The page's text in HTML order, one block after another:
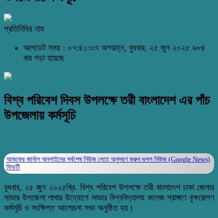
প্রতিনিধির নাম
আপডেট সময় : ০৭:৪১:৩৭ অপরাহ্ন, বুধবার, ২৫ জুন ২০২৫ ৯৮৪
বার পড়া হয়েছে
বিশ্ব পরিবেশ দিবস উপলক্ষে তরী বাংলাদেশ এর পাঁচ
উপজেলায় কর্মসূচি
আজকের জার্নাল অনলাইনের সর্বশেষ নিউজ পেতে অনুসরণ করুন গুগল নিউজ (Google News)
ফিডটি
বুধবার, ২৫ জুন ২০২৫খ্রি. বিশ্ব পরিবেশ উপলক্ষে তরী বাংলাদেশ ঢাকা জেলার
সাভার উপজেলা শাখার উদ্যোগে সাভার বিশ্ববিদ্যালয় কলেজ প্রাঙ্গণে বৃক্ষরোপণ
কর্মসূচি ও সংক্ষিপ্ত আলোচনা সভা অনুষ্ঠিত হয়।